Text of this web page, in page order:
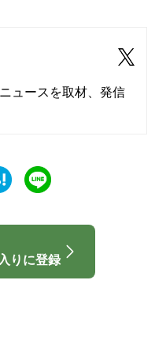
ュースを取材、発信
りに登録